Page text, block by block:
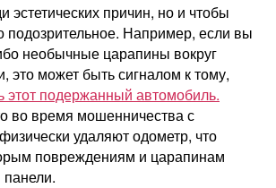
эстетических причин, но и чтобы
подозрительное. Например, если вы
необычные царапины вокруг
это может быть сигналом к тому,
этот подержанный автомобиль.
во время мошенничества с
удаляют одометр, что
повреждениям и царапинам
панели.